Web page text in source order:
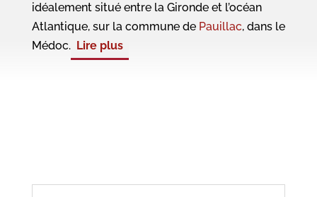
idéalement situé entre la Gironde et l’océan
Atlantique, sur la commune de Pauillac, dans le
Médoc. Lire plus